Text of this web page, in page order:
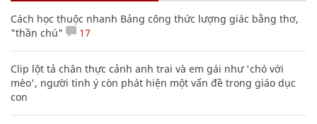
Cách học thuộc nhanh Bảng công thức lượng giác bằng thơ,
"thần chú"
17
Clip lột tả chân thực cảnh anh trai và em gái như 'chó với
mèo', người tinh ý còn phát hiện một vấn đề trong giáo dục
con